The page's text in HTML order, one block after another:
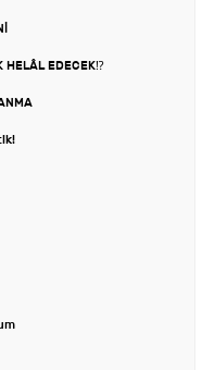
HELÂL EDECEK⁉️